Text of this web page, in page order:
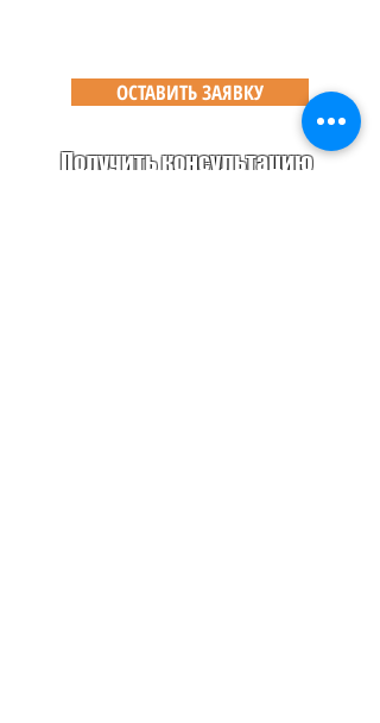
ОСТАВИТЬ ЗАЯВКУ
Получить консультацию